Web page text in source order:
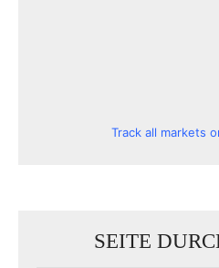
Track all markets
SEITE